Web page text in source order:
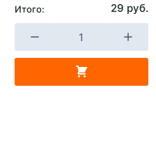
Итого: 29 руб.